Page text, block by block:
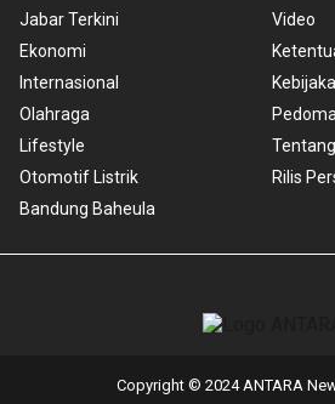
Jabar Terkini
Ekonomi
Internasional
Olahraga
Lifestyle
Otomotif Listrik
Bandung Baheula
Video
Rilis
Copyright © 2024 ANTARA